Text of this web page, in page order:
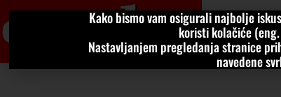
VIJESTI
Kako bismo vam osigurali najbolje
koristi kolačiće
Nastavljanjem pregledanja stranice
navedene